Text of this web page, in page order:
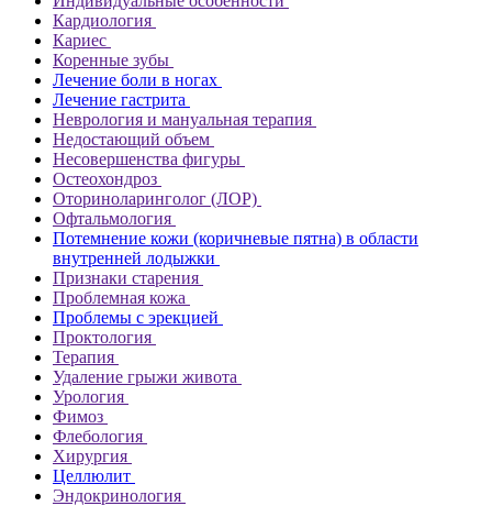
Кардиология
Кариес
Коренные зубы
Лечение боли в ногах
Лечение гастрита
Неврология и мануальная терапия
Недостающий объем
Несовершенства фигуры
Остеохондроз
Оториноларинголог (ЛОР)
Офтальмология
Потемнение кожи (коричневые пятна) в области
внутренней лодыжки
Признаки старения
Проблемная кожа
Проблемы с эрекцией
Проктология
Терапия
Удаление грыжи живота
Урология
Фимоз
Флебология
Хирургия
Целлюлит
Эндокринология